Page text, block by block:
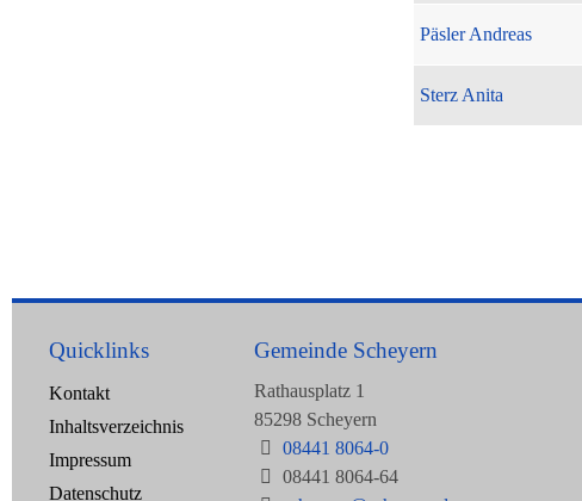
Päsler Andreas
Sterz Anita
Quicklinks
Kontakt
Inhaltsverzeichnis
Impressum
Datenschutz
Gemeinde Scheyern
Rathausplatz 1
85298 Scheyern
08441 8064-0
08441 8064-64